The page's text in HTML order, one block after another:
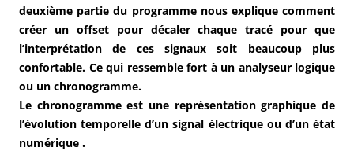
deuxième partie du programme nous explique comment
créer un offset pour décaler chaque tracé pour que
l’interprétation de ces signaux soit beaucoup plus
confortable. Ce qui ressemble fort à un analyseur logique
ou un chronogramme.
Le chronogramme est une représentation graphique de
l’évolution temporelle d’un signal électrique ou d’un état
numérique .